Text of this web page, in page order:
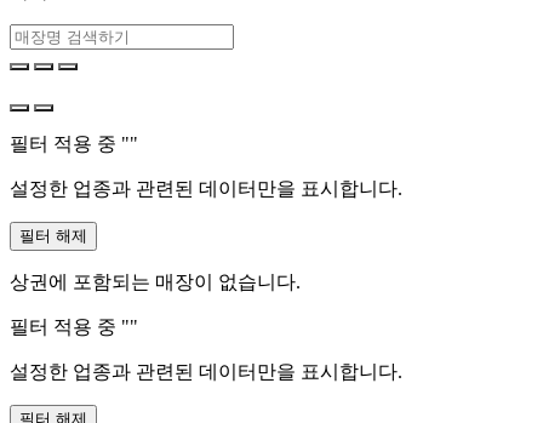
필터 적용 중 ""
설정한 업종과 관련된 데이터만을 표시합니다.
필터 해제
상권에 포함되는 매장이 없습니다.
필터 적용 중 ""
설정한 업종과 관련된 데이터만을 표시합니다.
필터 해제